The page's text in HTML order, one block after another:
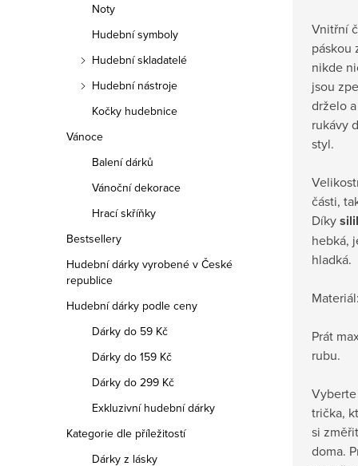
Noty
Hudební symboly
Hudební skladatelé
Hudební nástroje
Kočky hudebnice
Vánoce
Balení dárků
Vánoční dekorace
Hrací skříňky
Bestsellery
Hudební dárky vyrobené v České
republice
Hudební dárky podle ceny
Dárky do 59 Kč
Dárky do 159 Kč
Dárky do 299 Kč
Exkluzivní hudební dárky
Kategorie dle příležitostí
Dárky z lásky
Vnitřní
páskou
nikde
jsou
drželo
rukávy
styl.
části,
Díky
hebká,
hladká.
Prát
rubu.
trička,
si
doma.